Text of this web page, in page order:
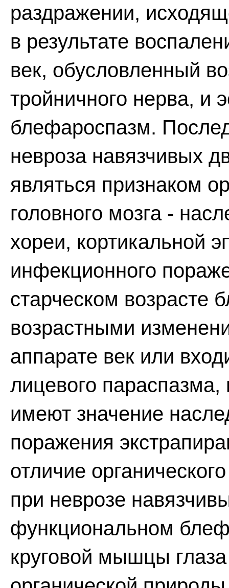
раздражении,
в результате
век, обусловленный
тройничного нерва, и
блефароспазм.
невроза навязчивых
являться признаком
головного мозга -
хореи, кортикальной
инфекционного
старческом возрасте
возрастными
аппарате век или
лицевого параспазма,
имеют значение
поражения
отличие
при неврозе
функциональном
круговой мышцы